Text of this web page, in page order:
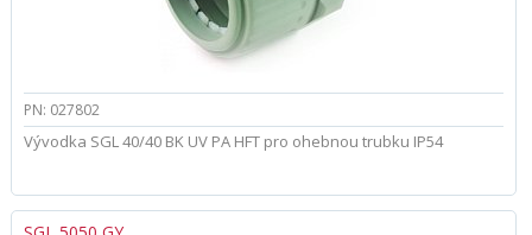
PN: 027802
Vývodka SGL 40/40 BK UV PA HFT pro ohebnou trubku IP54